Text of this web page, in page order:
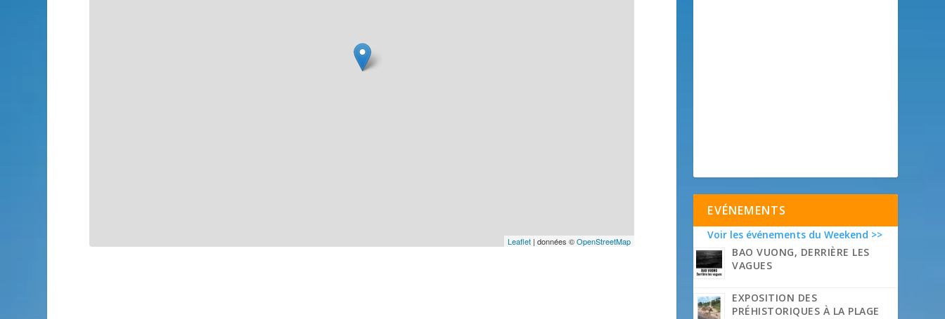
Leaflet | données ©OpenStreetMap
EVÉNEMENTS
Voir les événements du Weekend >>
BAO VUONG, DERRIÈRE LES
VAGUES
EXPOSITION DES
PRÉHISTORIQUES À LA PLAGE